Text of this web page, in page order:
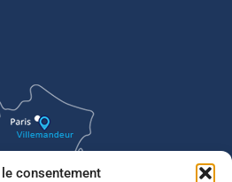
le consentement